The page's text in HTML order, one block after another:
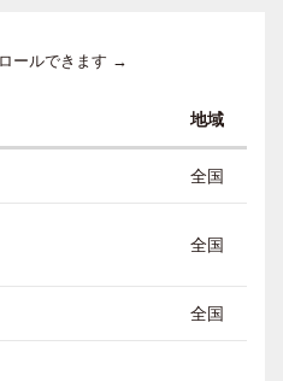
ールできます →
地域
全国
全国
全国